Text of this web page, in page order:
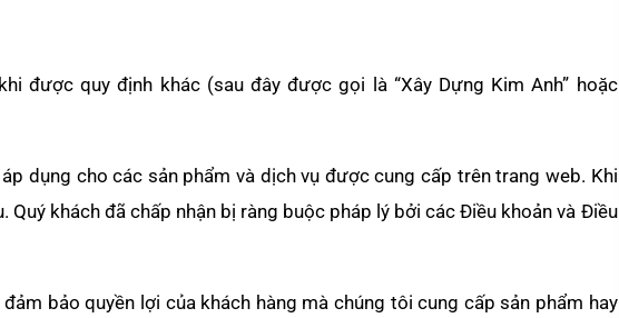
được quy định khác (sau đây được gọi là “Xây Dựng Kim Anh” hoặc
dụng cho các sản phẩm và dịch vụ được cung cấp trên trang web. Khi
khách đã chấp nhận bị ràng buộc pháp lý bởi các Điều khoản và Điều
bảo quyền lợi của khách hàng mà chúng tôi cung cấp sản phẩm hay